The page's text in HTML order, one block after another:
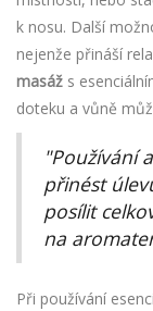
k nosu. Další
nejenže přináší
masáž s
doteku a vůně
"Používání
přinést
posílit
na
Při používání